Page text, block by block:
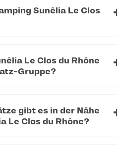
Sunêlia Le Clos
Le Clos du Rhône
Gruppe?
gibt es in der Nähe
Le Clos du Rhône?